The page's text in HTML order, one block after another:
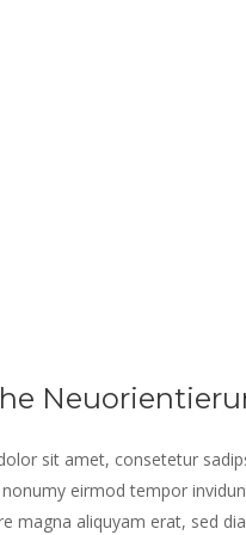
sit amet, consetetur
eirmod tempor
magna aliquyam erat, sed